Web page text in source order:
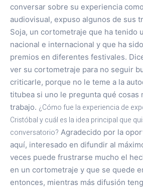
conversar sobre su experiencia
audiovisual, expuso algunos de sus
Soja, un cortometraje que ha tenido
nacional e internacional y que ha
premios en diferentes festivales.
ver su cortometraje para no seguir
criticarle, porque no le teme a la
titubea si uno le pregunta qué cosas
trabajo. ¿Cómo fue la experiencia de
Cristóbal y cuál es la idea principal que
conversatorio? Agradecido por la
aquí, interesado en difundir al
veces puede frustrarse mucho el
en un cortometraje y que se quede
entonces, mientras más difusión